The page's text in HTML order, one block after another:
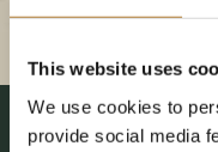
This website uses
We use cookies to
provide social media